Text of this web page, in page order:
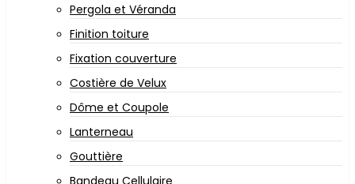
Pergola et Véranda
Finition toiture
Fixation couverture
Costière de Velux
Dôme et Coupole
Lanterneau
Gouttière
Bandeau Cellulaire